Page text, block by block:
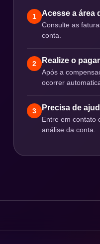
1 Acesse a área
Consulte as
conta.
2 Realize o
Após a
ocorrer
3 Precisa de
Entre em contato
análise da conta.